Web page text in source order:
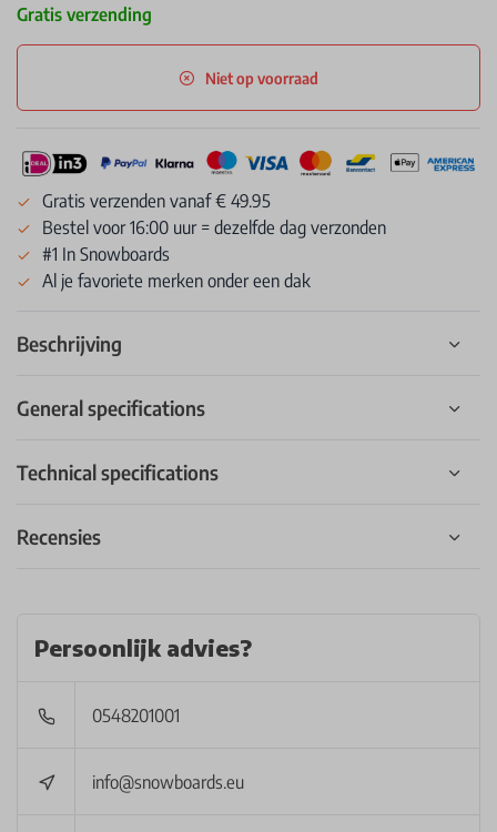
Gratis verzending
Niet op voorraad
Gratis verzenden vanaf € 49.95
Bestel voor 16:00 uur = dezelfde dag verzonden
#1 In Snowboards
Al je favoriete merken onder een dak
Beschrijving
General specifications
Technical specifications
Recensies
Persoonlijk advies?
0548201001
info@snowboards.eu